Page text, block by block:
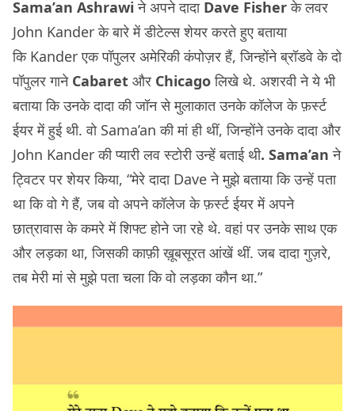
Sama’an Ashrawiने अपने दादाDave Fisherके लवर
John Kander के बारे में डीटेल्स शेयर करते हुए बताया
कि Kander एक पॉपुलर अमेरिकी कंपोज़र हैं, जिन्होंने ब्रॉडवे के दो
पॉपुलर गाने Cabaret और Chicagoलिखे थे. अशरवी ने ये भी
बताया कि उनके दादा की जॉन से मुलाकात उनके कॉलेज के फ़र्स्ट
ईयर में हुई थी. वो Sama’an की मां ही थीं, जिन्होंने उनके दादा और
John Kander की प्यारी लव स्टोरी उन्हें बताई थी. Sama’an ने
ट्विटर पर शेयर किया, “मेरे दादा Dave ने मुझे बताया कि उन्हें पता
था कि वो गे हैं, जब वो अपने कॉलेज के फ़र्स्ट ईयर में अपने
छात्रावास के कमरे में शिफ्ट होने जा रहे थे. वहां पर उनके साथ एक
और लड़का था, जिसकी काफ़ी ख़ूबसूरत आंखें थीं. जब दादा गुज़रे,
तब मेरी मां से मुझे पता चला कि वो लड़का कौन था.”